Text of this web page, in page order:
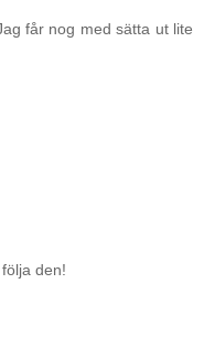
får nog med sätta ut lite
den!